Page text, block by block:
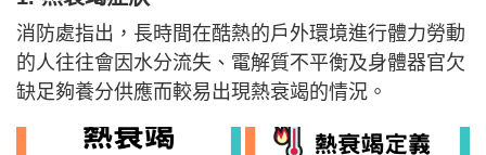
消防處指出，長時間在酷熱的戶外環境進行體力勞動
的人往往會因水分流失、電解質不平衡及身體器官欠
缺足夠養分供應而較易出現熱衰竭的情況。